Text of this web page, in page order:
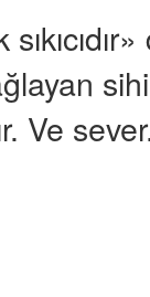
Ve